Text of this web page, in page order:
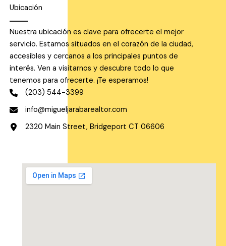
Ubicación
Nuestra ubicación es clave para ofrecerte el mejor
servicio. Estamos situados en el corazón de la ciudad,
accesibles y cercanos a los principales puntos de
interés. Ven a visitarnos y descubre todo lo que
tenemos para ofrecerte. ¡Te esperamos!
(203) 544-3399
info@migueljarabarealtor.com
2320 Main Street, Bridgeport CT 06606